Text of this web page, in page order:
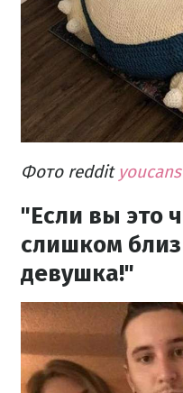
Фото reddit
"Если вы это
слишком
девушка!"